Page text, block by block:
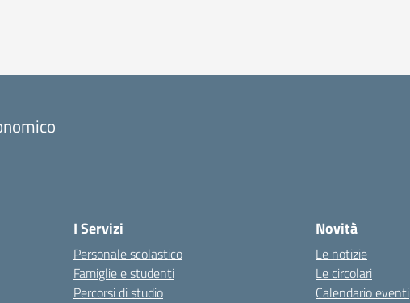
I Servizi
Personale scolastico
Famiglie e studenti
Percorsi di studio
Novità
Le notizie
Le circolari
Calendario eventi